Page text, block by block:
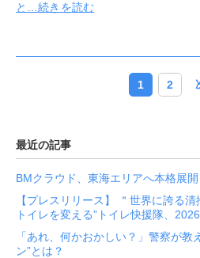
と…続きを読む
1 2
最近の記事
BMクラウド、東海エリアへ本格展開
【プレスリリース】 ＂世界に誇る
トイレを変える”トイレ快援隊、
「あれ、何かおかしい？」警察が教
ン”とは？